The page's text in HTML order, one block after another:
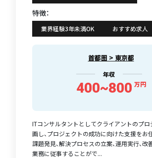
特徴：
業界経験3年未満OK おすすめ求人
首都圏 > 東京都
年収
400~800 万円
ITコンサルタントとしてクライアントのプ
画し、プロジェクトの成功に向けた支援をお
課題発見、解決プロセスの立案、運用実行、
業務に従事することがで...